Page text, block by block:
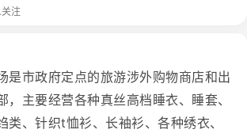
注
是市政府定点的旅游涉外购物商店和出
，主要经营各种真丝高档睡衣、睡套、
类、针织t恤衫、长袖衫、各种绣衣、